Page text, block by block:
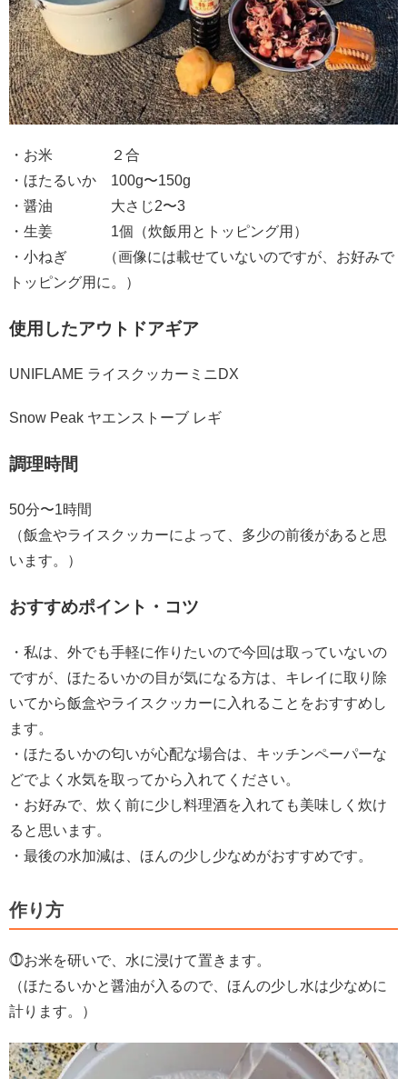
・お米 ２合
・ほたるいか 100g〜150g
・醤油 大さじ2〜3
・生姜 1個（炊飯用とトッピング用）
・小ねぎ （画像には載せていないのですが、お好みで
トッピング用に。）
使用したアウトドアギア
UNIFLAME ライスクッカーミニDX
Snow Peak ヤエンストーブ レギ
調理時間
50分〜1時間
（飯盒やライスクッカーによって、多少の前後があると思
います。）
おすすめポイント・コツ
・私は、外でも手軽に作りたいので今回は取っていないの
ですが、ほたるいかの目が気になる方は、キレイに取り除
いてから飯盒やライスクッカーに入れることをおすすめし
ます。
・ほたるいかの匂いが心配な場合は、キッチンペーパーな
どでよく水気を取ってから入れてください。
・お好みで、炊く前に少し料理酒を入れても美味しく炊け
ると思います。
・最後の水加減は、ほんの少し少なめがおすすめです。
作り方
⓵お米を研いで、水に浸けて置きます。
（ほたるいかと醤油が入るので、ほんの少し水は少なめに
計ります。）